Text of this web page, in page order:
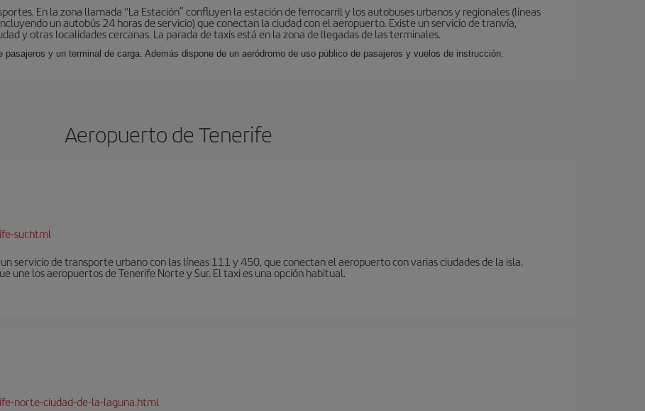
En la zona llamada “La Estación” confluyen la estación de ferrocarril y los autobuses urbanos y regionales (líneas
un autobús 24 horas de servicio) que conectan la ciudad con el aeropuerto. Existe un servicio de tranvía,
y otras localidades cercanas. La parada de taxis está en la zona de llegadas de las terminales.
pasajeros y un terminal de carga. Además dispone de un aeródromo de uso público de pasajeros y vuelos de instrucción.
Aeropuerto de Tenerife
sur.html
servicio de transporte urbano con las líneas 111 y 450, que conectan el aeropuerto con varias ciudades de la isla.
une los aeropuertos de Tenerife Norte y Sur. El taxi es una opción habitual.
norte-ciudad-de-la-laguna.html